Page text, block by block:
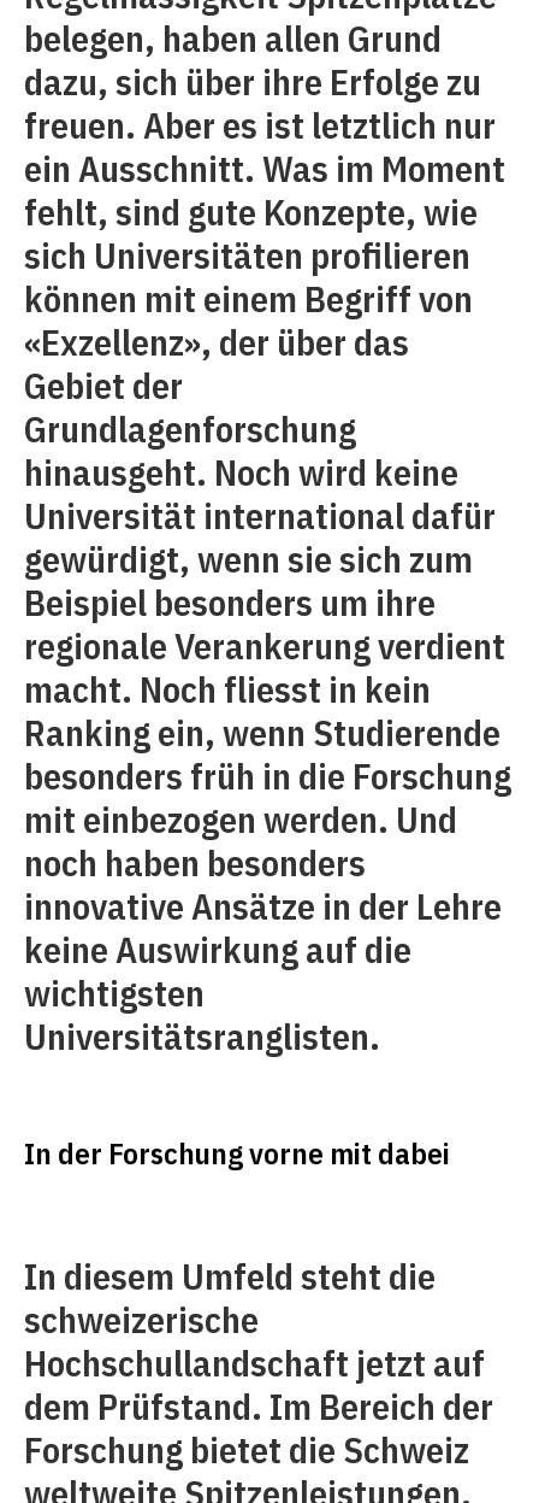
belegen, haben allen Grund
dazu, sich über ihre Erfolge zu
freuen. Aber es ist letztlich nur
ein Ausschnitt. Was im Moment
fehlt, sind gute Konzepte, wie
sich Universitäten profilieren
können mit einem Begriff von
«Exzellenz», der über das
Gebiet der
Grundlagenforschung
hinausgeht. Noch wird keine
Universität international dafür
gewürdigt, wenn sie sich zum
Beispiel besonders um ihre
regionale Verankerung verdient
macht. Noch fliesst in kein
Ranking ein, wenn Studierende
besonders früh in die Forschung
mit einbezogen werden. Und
noch haben besonders
innovative Ansätze in der Lehre
keine Auswirkung auf die
wichtigsten
Universitätsranglisten.
In der Forschung vorne mit dabei
In diesem Umfeld steht die
schweizerische
Hochschullandschaft jetzt auf
dem Prüfstand. Im Bereich der
Forschung bietet die Schweiz
weltweite Spitzenleistungen.